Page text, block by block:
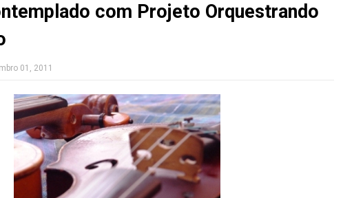
com Projeto Orquestrando
01, 2011